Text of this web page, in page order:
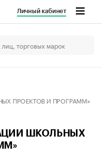
Личный кабинет
ПРОЕКТОВ И ПРОГРАММ»
ШКОЛЬНЫХ